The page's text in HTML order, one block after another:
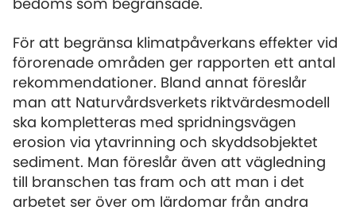
bedöms som begränsade.
För att begränsa klimatpåverkans effekter vid
förorenade områden ger rapporten ett antal
rekommendationer. Bland annat föreslår
man att Naturvårdsverkets riktvärdesmodell
ska kompletteras med spridningsvägen
erosion via ytavrinning och skyddsobjektet
sediment. Man föreslår även att vägledning
till branschen tas fram och att man i det
arbetet ser över om lärdomar från andra